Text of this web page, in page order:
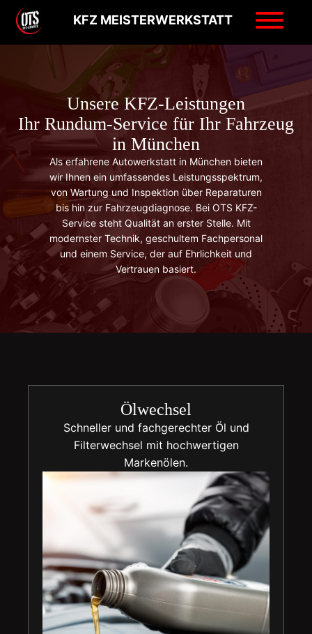
KFZ MEISTERWERKSTATT
Unsere KFZ-Leistungen
Ihr Rundum-Service für Ihr Fahrzeug
in München
Als erfahrene Autowerkstatt in München bieten
wir Ihnen ein umfassendes Leistungsspektrum,
von Wartung und Inspektion über Reparaturen
bis hin zur Fahrzeugdiagnose. Bei OTS KFZ-
Service steht Qualität an erster Stelle. Mit
modernster Technik, geschultem Fachpersonal
und einem Service, der auf Ehrlichkeit und
Vertrauen basiert.
Ölwechsel
Schneller und fachgerechter Öl und
Filterwechsel mit hochwertigen
Markenölen.